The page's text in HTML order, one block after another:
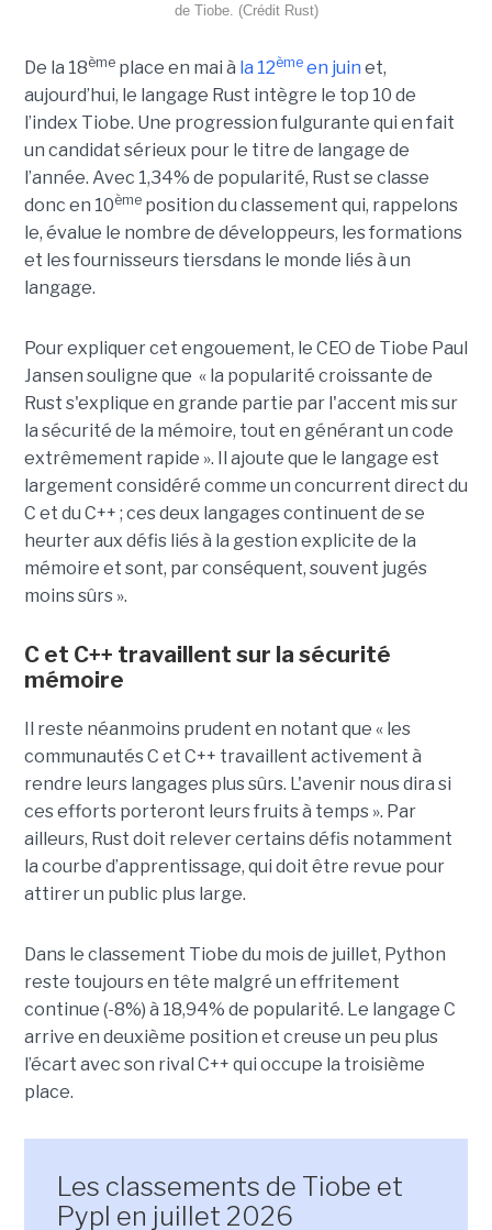
de Tiobe. (Crédit Rust)
De la 18èmeplace en mai à la 12èmeen juin et,
aujourd’hui, le langage Rust intègre le top 10 de
l’index Tiobe. Une progression fulgurante qui en fait
un candidat sérieux pour le titre de langage de
l’année. Avec 1,34% de popularité, Rust se classe
donc en 10èmeposition du classement qui, rappelons
le, évalue le nombre de développeurs, les formations
et les fournisseurs tiersdans le monde liés à un
langage.
Pour expliquer cet engouement, le CEO de Tiobe Paul
Jansen souligne que « la popularité croissante de
Rust s'explique en grande partie par l'accent mis sur
la sécurité de la mémoire, tout en générant un code
extrêmement rapide ». Il ajoute que le langage est
largement considéré comme un concurrent direct du
C et du C++ ; ces deux langages continuent de se
heurter aux défis liés à la gestion explicite de la
mémoire et sont, par conséquent, souvent jugés
moins sûrs ».
C et C++ travaillent sur la sécurité
mémoire
Il reste néanmoins prudent en notant que « les
communautés C et C++ travaillent activement à
rendre leurs langages plus sûrs. L'avenir nous dira si
ces efforts porteront leurs fruits à temps ». Par
ailleurs, Rust doit relever certains défis notamment
la courbe d’apprentissage, qui doit être revue pour
attirer un public plus large.
Dans le classement Tiobe du mois de juillet, Python
reste toujours en tête malgré un effritement
continue (-8%) à 18,94% de popularité. Le langage C
arrive en deuxième position et creuse un peu plus
l’écart avec son rival C++ qui occupe la troisième
place.
Les classements de Tiobe et
Pypl en juillet 2026